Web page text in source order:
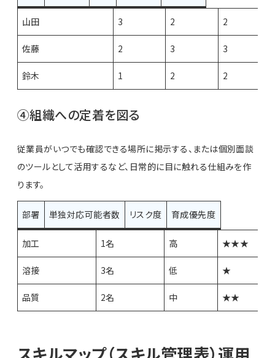
山田 3 2 2
佐藤 2 3 3
鈴木 1 2 2
④組織への定着を図る
従業員がいつでも確認できる場所に掲示する、または個別面談
のツールとして活用するなど、日常的に目に触れる仕組みを作
ります。
部署 単独対応可能者数 リスク度 育成優先度
加工 1名 高 ★★★
溶接 3名 低 ★
品質 2名 中 ★★